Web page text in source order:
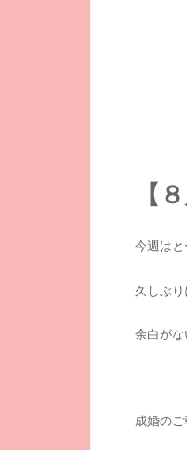
【
今週は
久しぶ
余白が
成婚の